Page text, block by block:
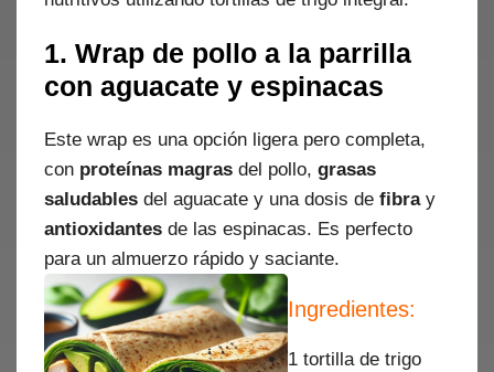
1. Wrap de pollo a la parrilla
con aguacate y espinacas
Este wrap es una opción ligera pero completa,
con proteínas magras del pollo, grasas
saludables del aguacate y una dosis de fibray
antioxidantes de las espinacas. Es perfecto
para un almuerzo rápido y saciante.
Ingredientes:
1 tortilla de trigo